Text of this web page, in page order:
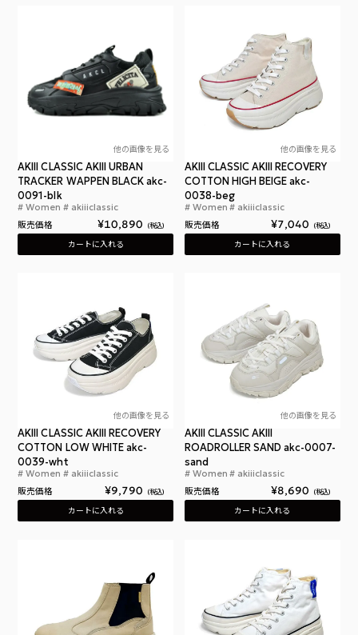
他の画像を見る
アキクラシック アーバントラッカー ワッペン ブ
AKIII CLASSIC AKIII URBAN
TRACKER WAPPEN BLACK akc-
0091-blk
Women akiiiclassic
販売価格 ¥10,890 税込
カートに入れる
他の画像を見る
AKIII CLASSIC AKIII RECOVERY
COTTON HIGH BEIGE akc-
0038-beg
Women akiiiclassic
販売価格 ¥7,040 税込
カートに入れる
他の画像を見る
アキクラシック アキ リカバリーコットン ロー
AKIII CLASSIC AKIII RECOVERY
COTTON LOW WHITE akc-
0039-wht
Women akiiiclassic
販売価格 ¥9,790 税込
カートに入れる
他の画像を見る
AKIII CLASSIC AKIII
ROADROLLER SAND akc-0007-
sand
Women akiiiclassic
販売価格 ¥8,690 税込
カートに入れる